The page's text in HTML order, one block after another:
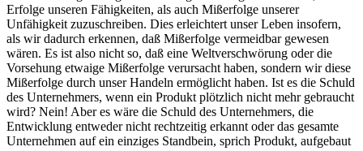
Erfolge unseren Fähigkeiten, als auch Mißerfolge unserer
Unfähigkeit zuzuschreiben. Dies erleichtert unser Leben insofern,
als wir dadurch erkennen, daß Mißerfolge vermeidbar gewesen
wären. Es ist also nicht so, daß eine Weltverschwörung oder die
Vorsehung etwaige Mißerfolge verursacht haben, sondern wir diese
Mißerfolge durch unser Handeln ermöglicht haben. Ist es die Schuld
des Unternehmers, wenn ein Produkt plötzlich nicht mehr gebraucht
wird? Nein! Aber es wäre die Schuld des Unternehmers, die
Entwicklung entweder nicht rechtzeitig erkannt oder das gesamte
Unternehmen auf ein einziges Standbein, sprich Produkt, aufgebaut